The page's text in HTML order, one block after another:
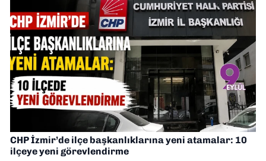
CHP İzmir’de ilçe başkanlıklarına yeni atamalar: 10
ilçeye yeni görevlendirme